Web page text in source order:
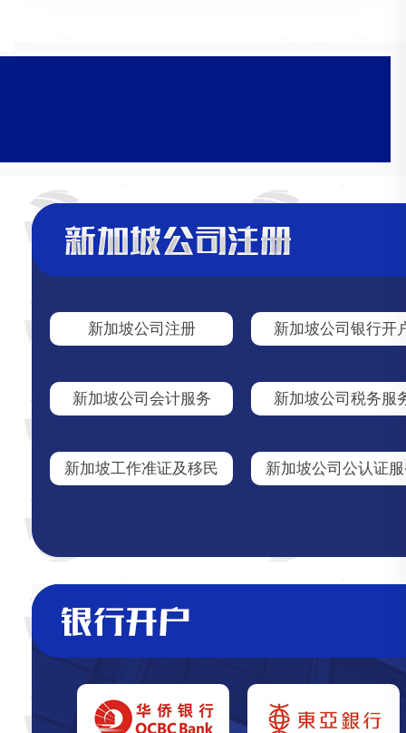
新加坡公司注册 新加坡公司银行开
新加坡公司会计服务 新加坡公司税务服
新加坡工作准证及移民 新加坡公司公认证